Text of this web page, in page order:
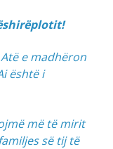
e madhëron
është i
më të mirit
së tij të